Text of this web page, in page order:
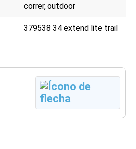
correr outdoor
379538 34 extend lite trail